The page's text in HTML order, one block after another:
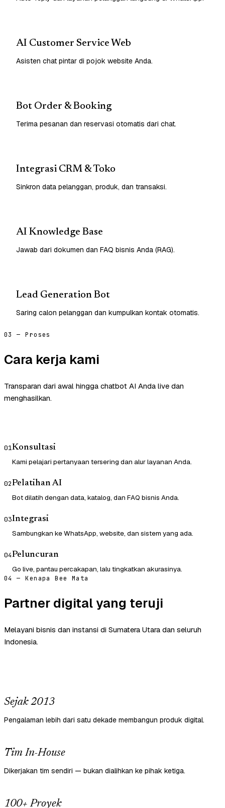
AI Customer Service Web
Asisten chat pintar di pojok website Anda.
Bot Order & Booking
Terima pesanan dan reservasi otomatis dari chat.
Integrasi CRM & Toko
Sinkron data pelanggan, produk, dan transaksi.
AI Knowledge Base
Jawab dari dokumen dan FAQ bisnis Anda (RAG).
Lead Generation Bot
Saring calon pelanggan dan kumpulkan kontak otomatis.
03 — Proses
Cara kerja kami
Transparan dari awal hingga chatbot AI Anda live dan
menghasilkan.
01Konsultasi
Kami pelajari pertanyaan tersering dan alur layanan Anda.
02Pelatihan AI
Bot dilatih dengan data, katalog, dan FAQ bisnis Anda.
03Integrasi
Sambungkan ke WhatsApp, website, dan sistem yang ada.
04Peluncuran
Go live, pantau percakapan, lalu tingkatkan akurasinya.
04 — Kenapa Bee Mata
Partner digital yang teruji
Melayani bisnis dan instansi di Sumatera Utara dan seluruh
Indonesia.
Sejak 2013
Pengalaman lebih dari satu dekade membangun produk digital.
Tim In-House
Dikerjakan tim sendiri — bukan dialihkan ke pihak ketiga.
100+ Proyek